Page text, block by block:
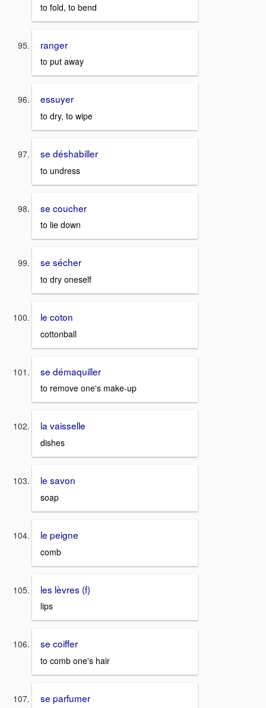
to fold, to bend
ranger
to put away
essuyer
to dry, to wipe
se déshabiller
to undress
se coucher
to lie down
se sécher
to dry oneself
le coton
cottonball
se démaquiller
to remove one's make-up
la vaisselle
dishes
le savon
soap
le peigne
comb
les lèvres (f)
lips
se coiffer
to comb one's hair
se parfumer